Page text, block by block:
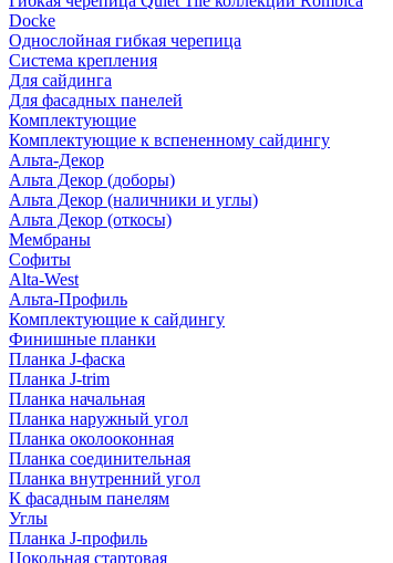
Docke
Однослойная гибкая черепица
Система крепления
Для сайдинга
Для фасадных панелей
Комплектующие
Комплектующие к вспененному сайдингу
Альта-Декор
Альта Декор (доборы)
Альта Декор (наличники и углы)
Альта Декор (откосы)
Мембраны
Софиты
Alta-West
Альта-Профиль
Комплектующие к сайдингу
Финишные планки
Планка J-фаска
Планка J-trim
Планка начальная
Планка наружный угол
Планка околооконная
Планка соединительная
Планка внутренний угол
К фасадным панелям
Углы
Планка J-профиль
Цокольная стартовая